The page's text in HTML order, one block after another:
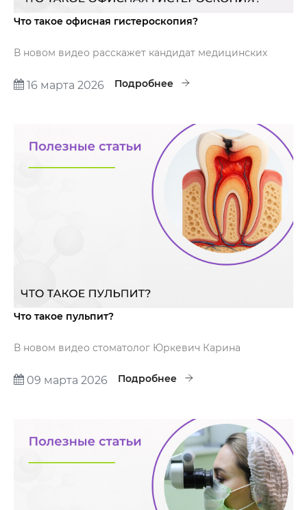
Что такое офисная гистероскопия?
В новом видео расскажет кандидат медицинских
Стрельцова Надежда Дмитриевна.
16 марта 2026 Подробнее
Что такое пульпит?
В новом видео стоматолог Юркевич Карина
воспаления пульпы, методах диагностики и
09 марта 2026 Подробнее